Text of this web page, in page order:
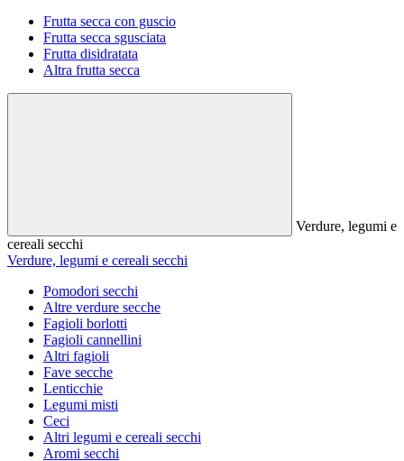
Frutta secca con guscio
Frutta secca sgusciata
Frutta disidratata
Altra frutta secca
Verdure, legumi e
cereali secchi
Verdure, legumi e cereali secchi
Pomodori secchi
Altre verdure secche
Fagioli borlotti
Fagioli cannellini
Altri fagioli
Fave secche
Lenticchie
Legumi misti
Ceci
Altri legumi e cereali secchi
Aromi secchi